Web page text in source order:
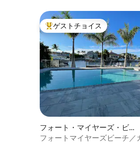
大好評のゲストチョイスです。
ゲストチョイス
フォート・マイヤーズ・ビー
チの一軒家
フォートマイヤーズビーチ／